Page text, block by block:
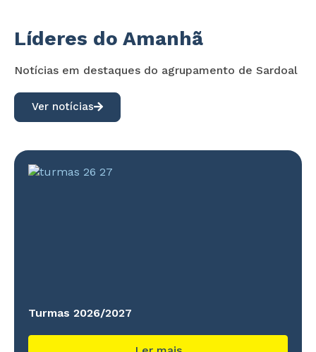
Líderes do Amanhã
Notícias em destaques do agrupamento de Sardoal
Ver notícias
Turmas 2026/2027